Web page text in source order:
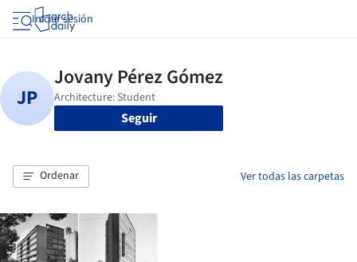
Iniciar sesión
Seguir
Ordenar Ver todas las carpetas